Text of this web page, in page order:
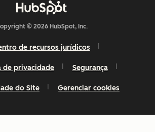
© 2026 HubSpot, Inc.
de recursos jurídicos
de privacidade Segurança
do Site Gerenciar cookies